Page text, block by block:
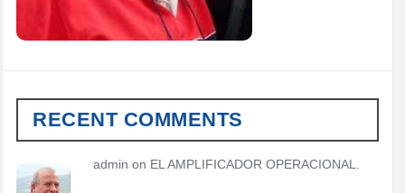
RECENT COMMENTS
admin on EL AMPLIFICADOR OPERACIONAL.